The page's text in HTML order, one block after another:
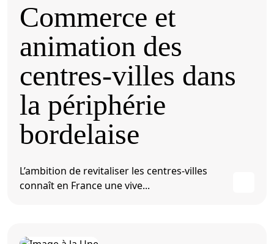
Commerce et
animation des
centres-villes dans
la périphérie
bordelaise
L’ambition de revitaliser les centres-villes
connaît en France une vive...